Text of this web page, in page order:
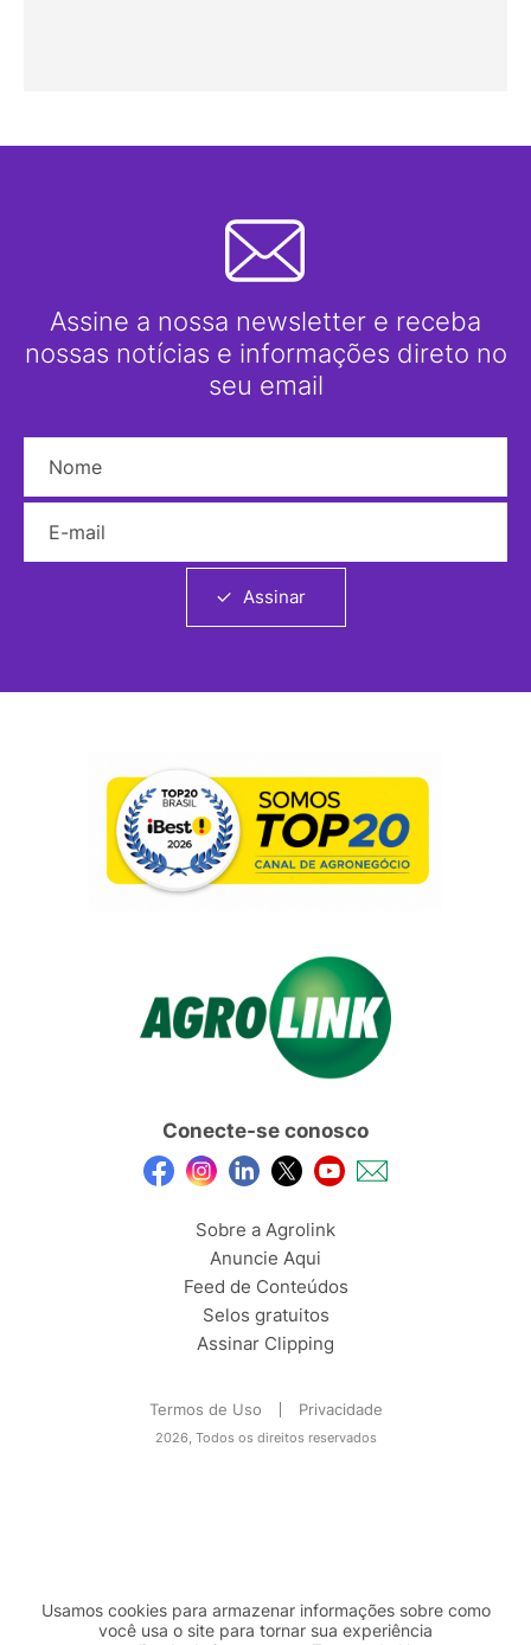
Assine a nossa newsletter e receba
nossas notícias e informações direto no
seu email
Assinar
Conecte-se conosco
Sobre a Agrolink
Anuncie Aqui
Feed de Conteúdos
Selos gratuitos
Assinar Clipping
Termos de Uso Privacidade
2026, Todos os direitos reservados
Usamos cookies para armazenar informações sobre como
você usa o site para tornar sua experiência